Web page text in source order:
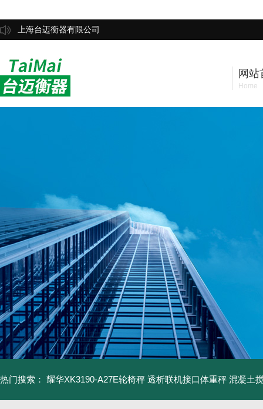
上海台迈衡器有限公司
网站
Home
热门搜索： 耀华XK3190-A27E轮椅秤 透析联机接口体重秤 混凝土